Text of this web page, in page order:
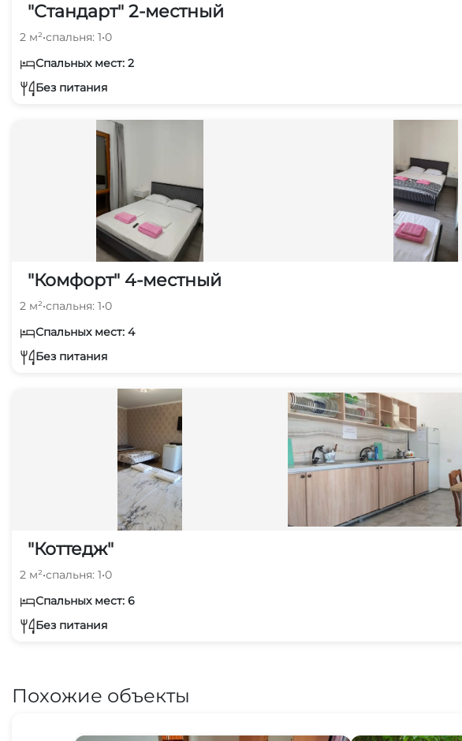
"Стандарт" 2-местный
2 м²•спальня: 1•0
Спальных мест: 2
Без питания
"Комфорт" 4-местный
2 м²•спальня: 1•0
Спальных мест: 4
Без питания
"Коттедж"
2 м²•спальня: 1•0
Спальных мест: 6
Без питания
Похожие объекты